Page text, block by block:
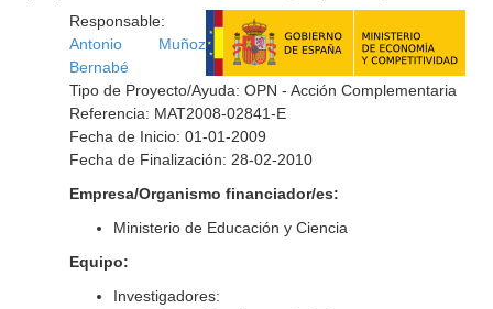
Responsable:
Antonio Muñoz
Bernabé
Tipo de Proyecto/Ayuda: OPN - Acción Complementaria
Referencia: MAT2008-02841-E
Fecha de Inicio: 01-01-2009
Fecha de Finalización: 28-02-2010
Empresa/Organismo financiador/es:
Ministerio de Educación y Ciencia
Equipo:
Investigadores: